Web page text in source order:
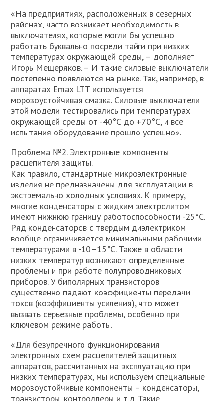
«На предприятиях, расположенных в северных
районах, часто возникает необходимость в
выключателях, которые могли бы успешно
работать буквально посреди тайги при низких
температурах окружающей среды, – дополняет
Игорь Мещеряков. – И такие силовые выключатели
постепенно появляются на рынке. Так, например, в
аппаратах Emax LTT используется
морозоустойчивая смазка. Силовые выключатели
этой модели тестировались при температурах
окружающей среды от -40°С до +70°С, и все
испытания оборудование прошло успешно».
Проблема №2. Электронные компоненты
расцепителя защиты.
Как правило, стандартные микроэлектронные
изделия не предназначены для эксплуатации в
экстремально холодных условиях. К примеру,
многие конденсаторы с жидким электролитом
имеют нижнюю границу работоспособности -25°С.
Ряд конденсаторов с твердым диэлектриком
вообще ограничивается минимальными рабочими
температурами в -10–15°С. Также в области
низких температур возникают определенные
проблемы и при работе полупроводниковых
приборов. У биполярных транзисторов
существенно падают коэффициенты передачи
токов (коэффициенты усиления), что может
вызвать серьезные проблемы, особенно при
ключевом режиме работы.
«Для безупречного функционирования
электронных схем расцепителей защитных
аппаратов, рассчитанных на эксплуатацию при
низких температурах, мы используем специальные
морозоустойчивые компоненты – конденсаторы,
транзисторы, контроллеры и т.д. Такие